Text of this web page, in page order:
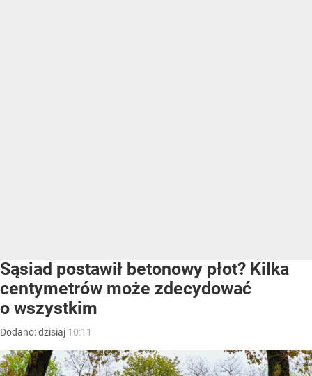
Sąsiad postawił betonowy płot? Kilka
centymetrów może zdecydować
o wszystkim
Dodano:dzisiaj 10:11